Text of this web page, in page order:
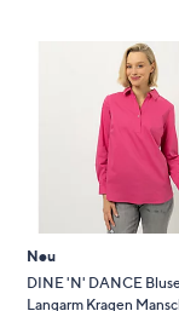
Neu
DINE 'N' DANCE
Langarm Kragen